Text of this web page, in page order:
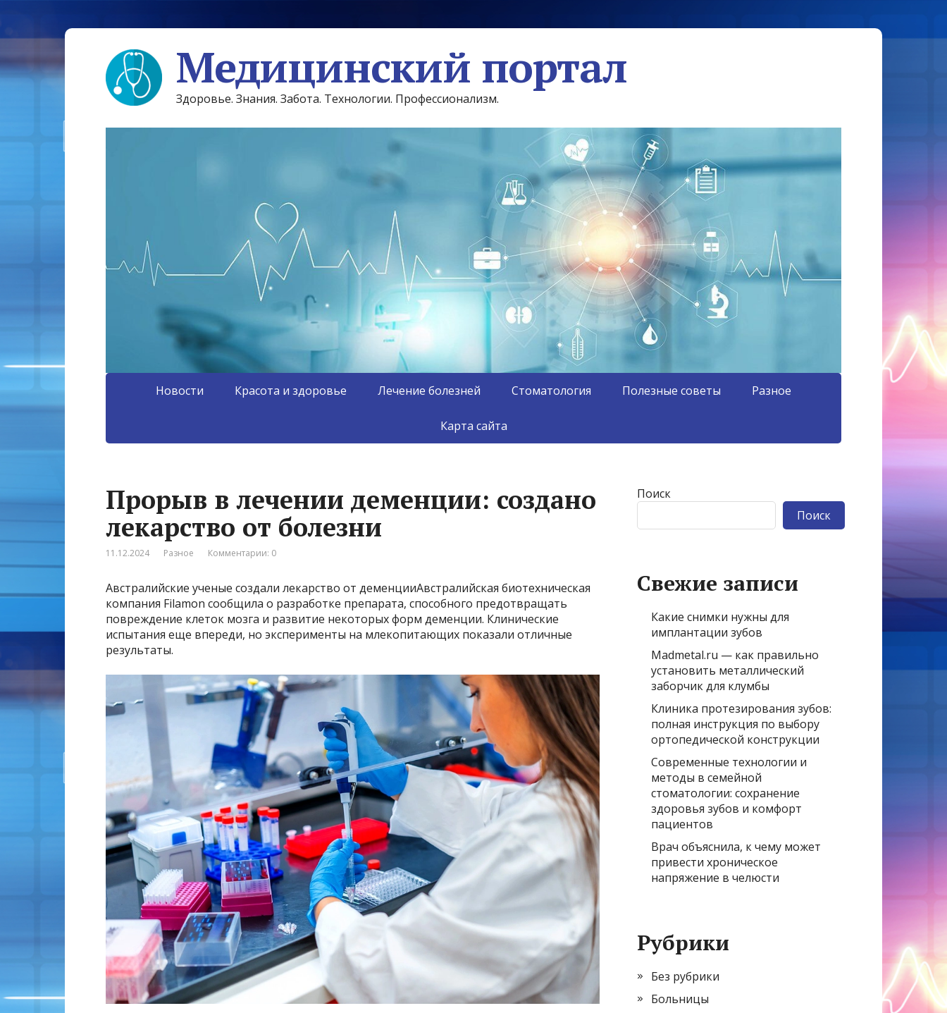
Медицинский портал
Здоровье. Знания. Забота. Технологии. Профессионализм.
Новости Красота и здоровье Лечение болезней Стоматология Полезные советы Разное
Карта сайта
Прорыв в лечении деменции: создано
лекарство от болезни
11.12.2024 Разное Комментарии: 0
Австралийские ученые создали лекарство от деменцииАвстралийская биотехническая
компания Filamon сообщила о разработке препарата, способного предотвращать
повреждение клеток мозга и развитие некоторых форм деменции. Клинические
испытания еще впереди, но эксперименты на млекопитающих показали отличные
результаты.
Поиск
Поиск
Свежие записи
Какие снимки нужны для
имплантации зубов
Madmetal.ru — как правильно
установить металлический
заборчик для клумбы
Клиника протезирования зубов:
полная инструкция по выбору
ортопедической конструкции
Современные технологии и
методы в семейной
стоматологии: сохранение
здоровья зубов и комфорт
пациентов
Врач объяснила, к чему может
привести хроническое
напряжение в челюсти
Рубрики
Без рубрики
Больницы